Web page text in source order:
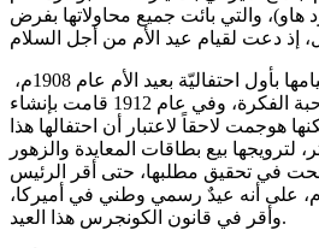
هاو)، والتي بائت جميع محاولاتها بفرض
كذكرى لوالدتها بأنها صاحبة الفكرة، وفي عام 1912 قامت بإنشاء
هوجمت لاحقاً لاعتبار أن احتفالها هذا
لترويجها بيع بطاقات المعايدة والزهور
في تحقيق مطلبها، حتى أقر الرئيس
على أنه عيدٌ رسمي وطني في أميركا،
وأقر في قانون الكونجرس هذا العيد.